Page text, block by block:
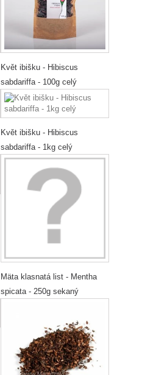
Květ ibišku - Hibiscus
sabdariffa - 100g celý
Květ ibišku - Hibiscus
sabdariffa - 1kg celý
Mäta klasnatá list - Mentha
spicata - 250g sekaný